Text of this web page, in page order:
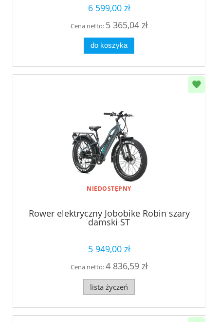
6 599,00 zł
Cena netto: 5 365,04 zł
do koszyka
NIEDOSTĘPNY
Rower elektryczny Jobobike Robin szary
damski ST
5 949,00 zł
Cena netto:4 836,59 zł
lista życzeń